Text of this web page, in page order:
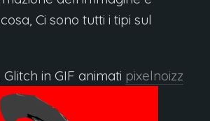
Ci sono tutti i tipi sul
in GIF animati pixelnoizz